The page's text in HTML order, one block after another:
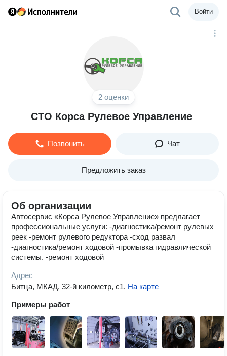
Войти
2 оценки
СТО Корса Рулевое Управление
Позвонить Чат
Предложить заказ
Об организации
Автосервис «Корса Рулевое Управление» предлагает
профессиональные услуги: -диагностика/ремонт рулевых
реек -ремонт рулевого редуктора -сход развал
-диагностика/ремонт ходовой -промывка гидравлической
системы. -ремонт ходовой
Адрес
Битца, МКАД, 32-й километр, с1. На карте
Примеры работ